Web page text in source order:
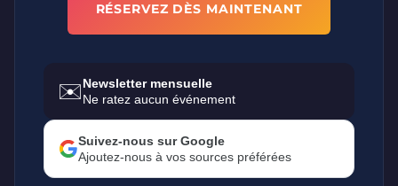
RÉSERVEZ DÈS MAINTENANT
✉️Newsletter mensuelle
Ne ratez aucun événement
Suivez-nous sur Google
Ajoutez-nous à vos sources préférées